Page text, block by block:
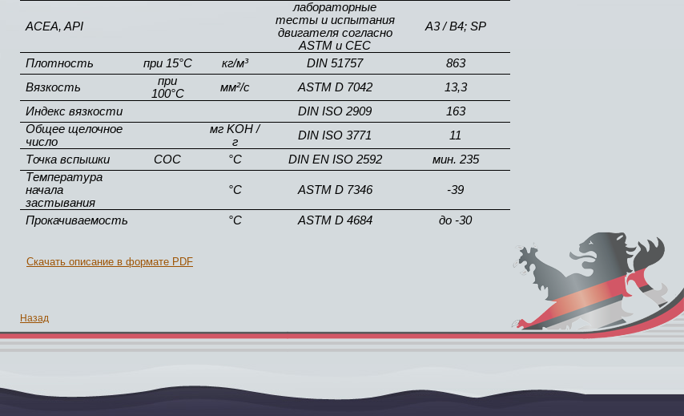
ACEA, API
лабораторные
тесты и испытания
двигателя согласно
ASTM и CEC
A3 / B4; SP
Плотность при 15°C кг/м³ DIN 51757
863
Вязкость
при
100°C
мм²/с ASTM D 7042
13,3
Индекс вязкости
DIN ISO 2909
163
Общее щелочное
число
мг KOH /
г
DIN ISO 3771
11
Точка вспышки
COC °C DIN EN ISO 2592
мин. 235
Температура
начала
застывания
°C ASTM D 7346 -39
Прокачиваемость °C ASTM D 4684 до -30
Скачать описание в формате PDF
Назад